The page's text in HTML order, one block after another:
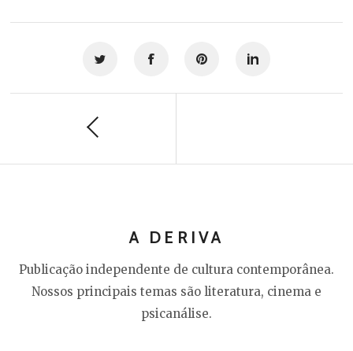
A DERIVA
Publicação independente de cultura contemporânea.
Nossos principais temas são literatura, cinema e
psicanálise.